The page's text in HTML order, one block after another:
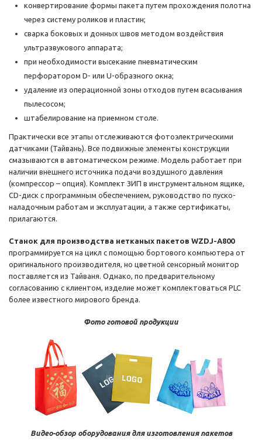
конвертирование формы пакета путем прохождения полотна
через систему роликов и пластин;
сварка боковых и донных швов методом воздействия
ультразвукового аппарата;
при необходимости высекание пневматическим
перфоратором D- или U-образного окна;
удаление из операционной зоны отходов путем всасывания
пылесосом;
штабелирование на приемном столе.
Практически все этапы отслеживаются фотоэлектрическими
датчиками (Тайвань). Все подвижные элементы конструкции
смазываются в автоматическом режиме. Модель работает при
наличии внешнего источника подачи воздушного давления
(компрессор – опция). Комплект ЗИП в инструментальном ящике,
CD-диск с программным обеспечением, руководство по пуско-
наладочным работам и эксплуатации, а также сертификаты,
прилагаются.
Станок для производства нетканых пакетов WZDJ-A800
программируется на цикл с помощью бортового компьютера от
оригинального производителя, но цветной сенсорный монитор
поставляется из Тайваня. Однако, по предварительному
согласованию с клиентом, изделие может комплектоваться PLC
более известного мирового бренда.
Фото готовой продукции
Видео-обзор оборудования для изготовления пакетов